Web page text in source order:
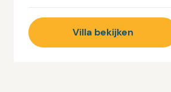
Villa bekijken